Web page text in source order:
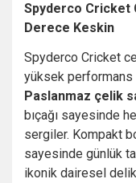
Spyderco Cricket
Derece Keskin
Spyderco Cricket
yüksek performans
Paslanmaz çelik
bıçağı sayesinde
sergiler. Kompakt
sayesinde günlük
ikonik dairesel delik